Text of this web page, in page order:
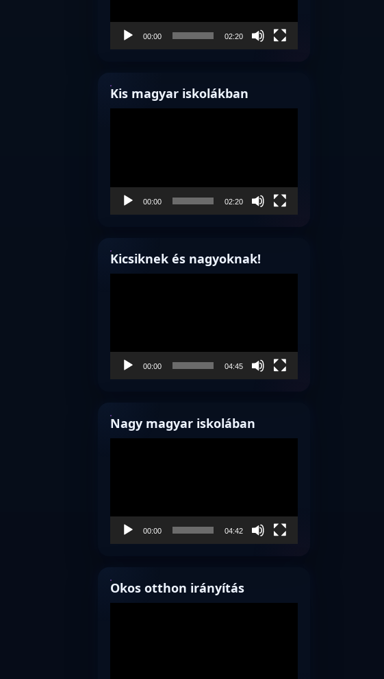
00:00 02:20
Kis magyar iskolákban
00:00 02:20
Kicsiknek és nagyoknak!
00:00 04:45
Nagy magyar iskolában
00:00 04:42
Okos otthon irányítás